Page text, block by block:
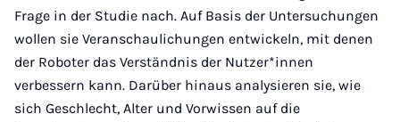
Frage in der Studie nach. Auf Basis der Untersuchungen
wollen sie Veranschaulichungen entwickeln, mit denen
der Roboter das Verständnis der Nutzer*innen
verbessern kann. Darüber hinaus analysieren sie, wie
sich Geschlecht, Alter und Vorwissen auf die